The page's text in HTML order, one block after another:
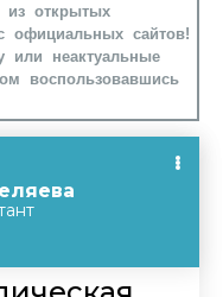
из открытых
официальных сайтов!
неактуальные
воспользовавшись